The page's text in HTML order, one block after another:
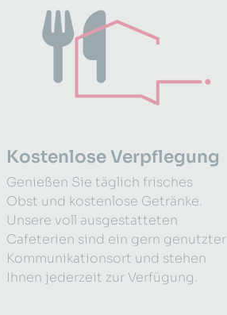
Kostenlose Verpflegung
Genießen Sie täglich frisches
Obst und kostenlose Getränke.
Unsere voll ausgestatteten
Cafeterien sind ein gern genutzter
Kommunikationsort und stehen
Ihnen jederzeit zur Verfügung.